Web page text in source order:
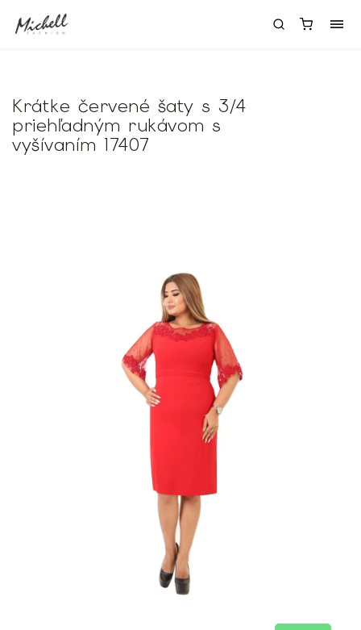
Krátke červené šaty s 3/4
priehľadným rukávom s
vyšívaním 17407